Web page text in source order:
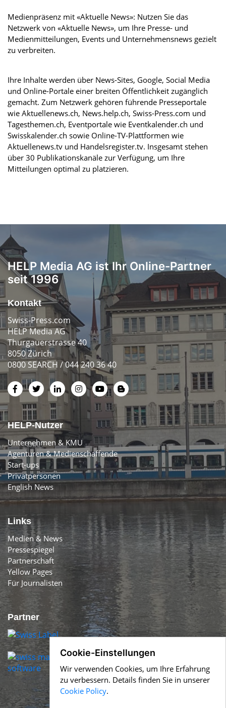
Medienpräsenz mit «Aktuelle News»: Nutzen Sie das
Netzwerk von «Aktuelle News», um Ihre Presse- und
Medienmitteilungen, Events und Unternehmensnews gezielt
zu verbreiten.
Ihre Inhalte werden über News-Sites, Google, Social Media
und Online-Portale einer breiten Öffentlichkeit zugänglich
gemacht. Zum Netzwerk gehören führende Presseportale
wie Aktuellenews.ch, News.help.ch, Swiss-Press.com und
Tagesthemen.ch, Eventportale wie Eventkalender.ch und
Swisskalender.ch sowie Online-TV-Plattformen wie
Aktuellenews.tv und Handelsregister.tv. Insgesamt stehen
über 30 Publikationskanäle zur Verfügung, um Ihre
Mitteilungen optimal zu platzieren.
HELP Media AG ist Ihr Online-Partner
seit 1996
Kontakt
Swiss-Press.com
HELP Media AG
Thurgauerstrasse 40
8050 Zürich
0800 SEARCH / 044 240 36 40
HELP-Nutzer
Unternehmen & KMU
Agenturen & Medienschaffende
Start-ups
Privatpersonen
English News
Links
Medien & News
Pressespiegel
Partnerschaft
Yellow Pages
Für Journalisten
Partner
Cookie-Einstellungen
Wir verwenden Cookies, um Ihre Erfahrung
zu verbessern. Details finden Sie in unserer
Cookie Policy.